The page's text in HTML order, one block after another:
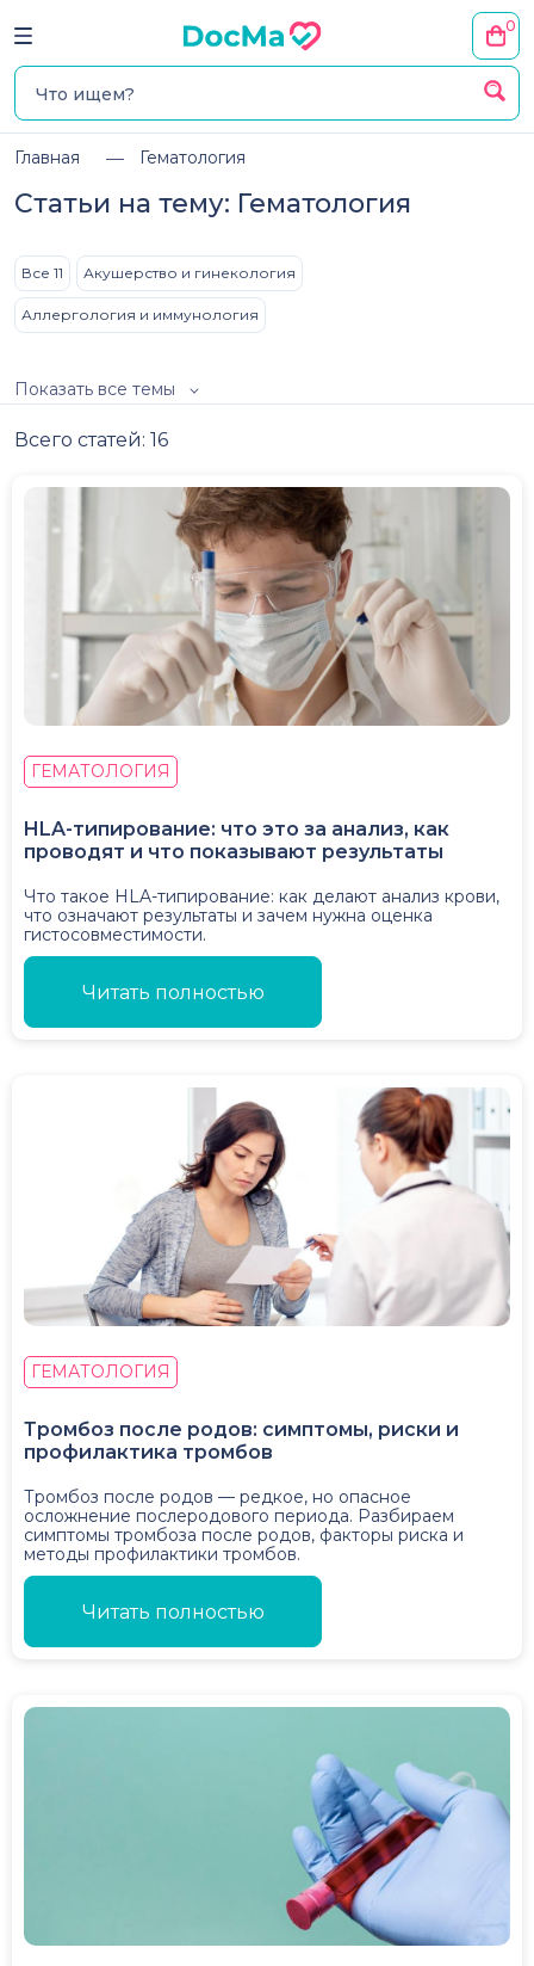
0
Главная Гематология
Статьи на тему: Гематология
Все 11 Акушерство и гинекология
Аллергология и иммунология
Показать все темы
Всего статей: 16
ГЕМАТОЛОГИЯ
HLA-типирование: что это за анализ, как
проводят и что показывают результаты
Что такое HLA-типирование: как делают анализ крови,
что означают результаты и зачем нужна оценка
гистосовместимости.
Читать полностью
ГЕМАТОЛОГИЯ
Тромбоз после родов: симптомы, риски и
профилактика тромбов
Тромбоз после родов — редкое, но опасное
осложнение послеродового периода. Разбираем
симптомы тромбоза после родов, факторы риска и
методы профилактики тромбов.
Читать полностью